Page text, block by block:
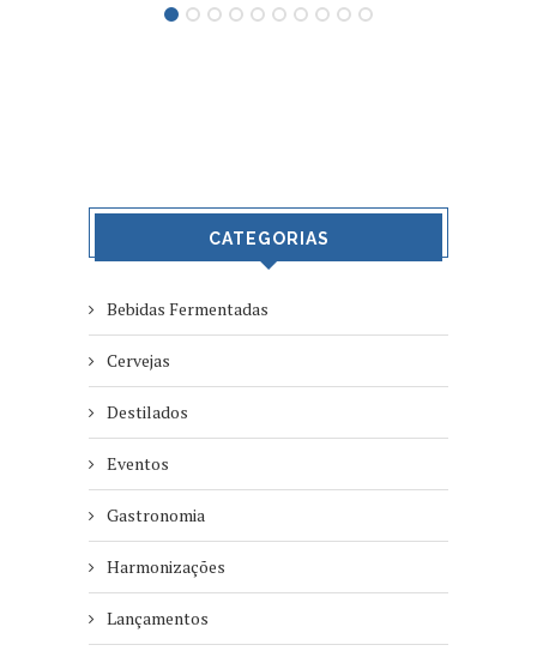
CATEGORIAS
Bebidas Fermentadas
Cervejas
Destilados
Eventos
Gastronomia
Harmonizações
Lançamentos